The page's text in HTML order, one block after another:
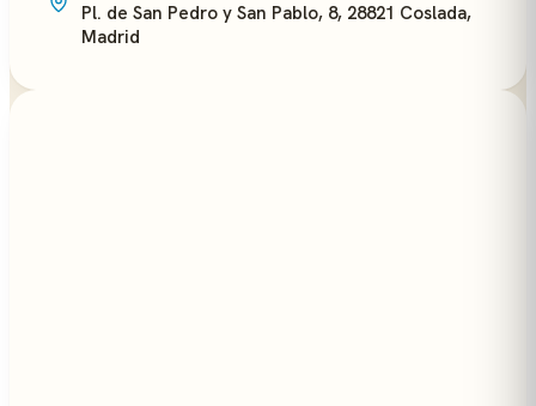
Pl. de San Pedro y San Pablo, 8, 28821 Coslada,
Madrid